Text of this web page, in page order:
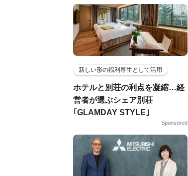
新しい形の福利厚生として活用
ホテルと別荘の利点を凝縮…経
営者が選ぶシェア別荘
｢GLAMDAY STYLE｣
Sponsored